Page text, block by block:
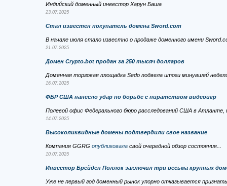
Индийский доменный инвестор Харун Баша
23.07.2025
Стал известен покупатель домена Sword.com
В начале июля стало известно о продаже доменного имени
21.07.2025
Домен Crypto.bot продан за 250 тысяч долларов
Доменная торговая площадка Sedo подвела итоги минувшей
16.07.2025
ФБР США нанесло удар по борьбе с пиратством видеоигр
Полевой офис Федерального бюро расследований США в
14.07.2025
Высоколиквидные домены подтвердили свое название
Компания GGRG опубликовала свой очередной обзор состояния...
10.07.2025
Инвестор Брейден Поллок заключил три весьма крупных
Уже не первый год доменный рынок упорно отказывается